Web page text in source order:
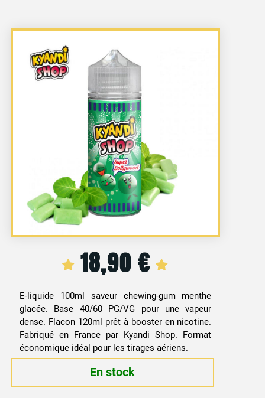
18,90€
E-liquide 100ml saveur chewing-gum menthe
glacée. Base 40/60 PG/VG pour une vapeur
dense. Flacon 120ml prêt à booster en nicotine.
Fabriqué en France par Kyandi Shop. Format
économique idéal pour les tirages aériens.
En stock